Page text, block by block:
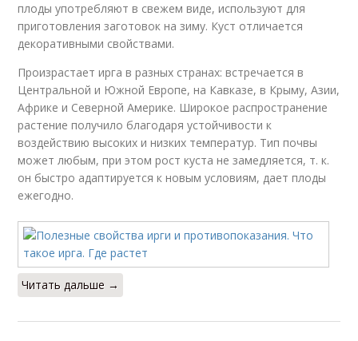
плоды употребляют в свежем виде, используют для
приготовления заготовок на зиму. Куст отличается
декоративными свойствами.
Произрастает ирга в разных странах: встречается в
Центральной и Южной Европе, на Кавказе, в Крыму, Азии,
Африке и Северной Америке. Широкое распространение
растение получило благодаря устойчивости к
воздействию высоких и низких температур. Тип почвы
может любым, при этом рост куста не замедляется, т. к.
он быстро адаптируется к новым условиям, дает плоды
ежегодно.
Читать дальше →